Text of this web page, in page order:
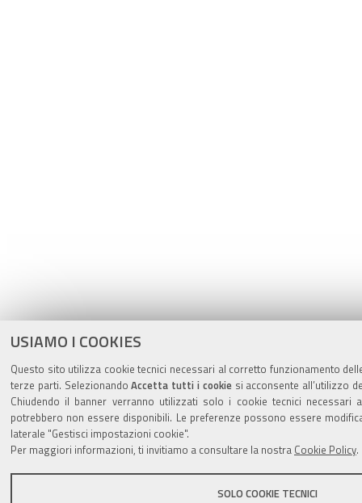
USIAMO I COOKIES
Questo sito utilizza cookie tecnici necessari al corretto funzionamento
terze parti. SelezionandoAccetta tutti i cookiesi acconsente all’utilizzo
Chiudendo il banner verranno utilizzati solo i cookie tecnici necessari
potrebbero non essere disponibili. Le preferenze possono essere
laterale "Gestisci impostazioni cookie".
Per maggiori informazioni, ti invitiamo a consultare la nostra Cookie Policy.
SOLO COOKIE TECNICI